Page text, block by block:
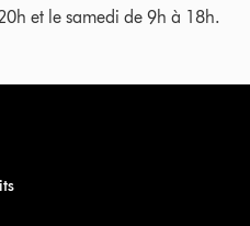
et le samedi de 9h à 18h.